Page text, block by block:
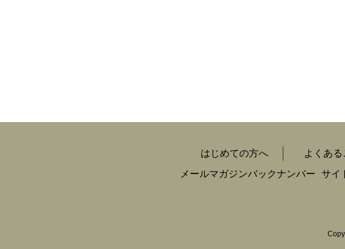
はじめての方へ よくある
メールマガジンバックナンバー
サイ